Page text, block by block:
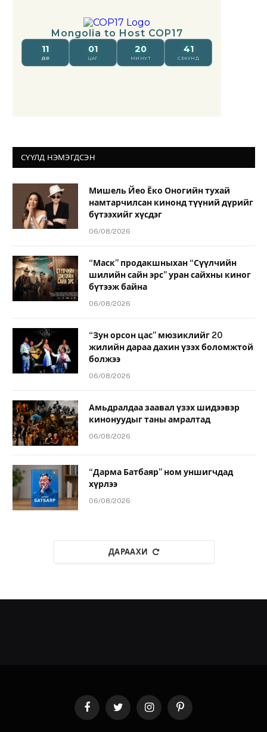
СҮҮЛД НЭМЭГДСЭН
Мишель Йео Ёко Оногийн тухай
намтарчилсан кинонд түүний дүрийг
бүтээхийг хүсдэг
06/08/2026
“Маск” продакшныхан “Сүүлчийн
шилийн сайн эрс” уран сайхны киног
бүтээж байна
06/08/2026
“Зун орсон цас” мюзиклийг 20
жилийн дараа дахин үзэх боломжтой
болжээ
06/08/2026
Амьдралдаа заавал үзэх шидээвэр
кинонуудыг таны амралтад
06/08/2026
“Дарма Батбаяр” ном уншигчдад
хүрлээ
06/08/2026
ДАРААХИ
FacebookTwitter InstagramPinterest